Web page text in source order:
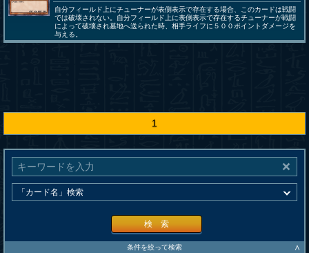
自分フィールド上にチューナーが表側表示で存在する場合、このカードは戦闘
では破壊されない。自分フィールド上に表側表示で存在するチューナーが戦闘
によって破壊され墓地へ送られた時、相手ライフに５００ポイントダメージを
与える。
1
検 索
条件を絞って検索 ∧